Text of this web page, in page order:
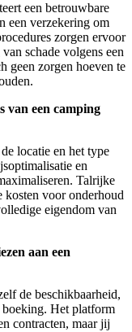
een betrouwbare
een verzekering om
zorgen ervoor
schade volgens een
geen zorgen hoeven te
van een camping
locatie en het type
en
Talrijke
kosten voor onderhoud
eigendom van
aan een
de beschikbaarheid,
Het platform
contracten, maar jij